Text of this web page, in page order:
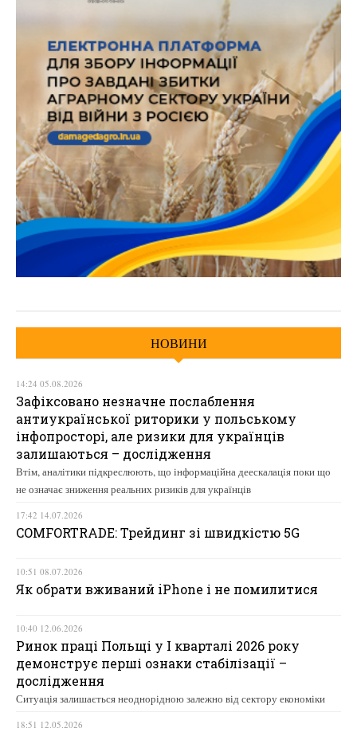
НОВИНИ
14:24 05.08.2026
Зафіксовано незначне послаблення
антиукраїнської риторики у польському
інфопросторі, але ризики для українців
залишаються – дослідження
Втім, аналітики підкреслюють, що інформаційна деескалація поки що
не означає зниження реальних ризиків для українців
17:42 14.07.2026
COMFORTRADE: Трейдинг зі швидкістю 5G
10:51 08.07.2026
Як обрати вживаний iPhone і не помилитися
10:40 12.06.2026
Ринок праці Польщі у І кварталі 2026 року
демонструє перші ознаки стабілізації –
дослідження
Ситуація залишається неоднорідною залежно від сектору економіки
18:51 12.05.2026